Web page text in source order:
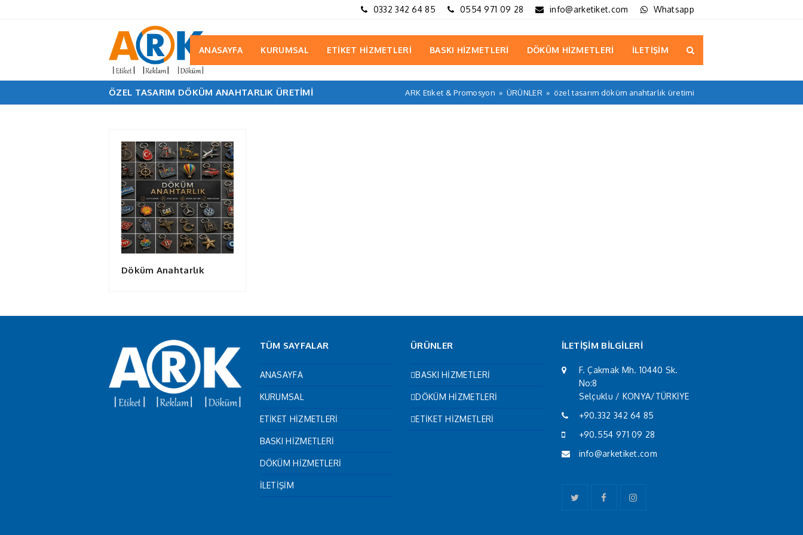
0332 342 64 85 0554 971 09 28 info@arketiket.com Whatsapp
ANASAYFA KURUMSAL ETİKET HİZMETLERİ BASKI HİZMETLERİ DÖKÜM HİZMETLERİ İLETİŞİM
ÖZEL TASARIM DÖKÜM ANAHTARLIK ÜRETIMI ARK Etiket & Promosyon » ÜRÜNLER » özel tasarım döküm anahtarlık üretimi
Döküm Anahtarlık
TÜM SAYFALAR
ANASAYFA
KURUMSAL
ETİKET HİZMETLERİ
BASKI HİZMETLERİ
DÖKÜM HİZMETLERİ
İLETİŞİM
ÜRÜNLER
BASKI HİZMETLERİ
DÖKÜM HİZMETLERİ
ETİKET HİZMETLERİ
İLETİŞİM BİLGİLERİ
F. Çakmak Mh. 10440 Sk.
No:8
Selçuklu / KONYA/TÜRKİYE
+90.332 342 64 85
+90.554 971 09 28
info@arketiket.com
TwitterFacebookInstagram